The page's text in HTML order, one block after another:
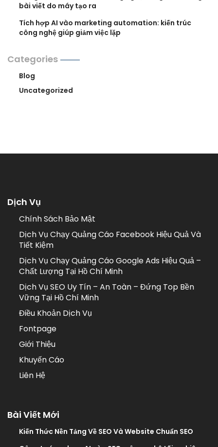
bài viết do máy tạo ra
Tích hợp AI vào marketing automation: kiến trúc
công nghệ giúp giảm việc lặp
Categories
Blog
Uncategorized
Dịch Vụ
Chính Sách Bảo Mật
Dịch Vụ Chạy Quảng Cáo Facebook Hiệu Quả Và
Tiết Kiệm
Dịch Vụ Chạy Quảng Cáo Google Ads Hiệu Quả –
Chất Lượng Tại Hồ Chí Minh
Dịch Vụ SEO Uy Tín – An Toàn – Đứng Top Bền
Vững Tại Hồ Chí Minh
Điều Khoản Dịch Vụ
Fontpage
Giới Thiệu
Khuyến Cáo
Liên Hệ
Bài Viết Mới
Kiến Thức Nền Tảng Về SEO Và Website Chuẩn SEO